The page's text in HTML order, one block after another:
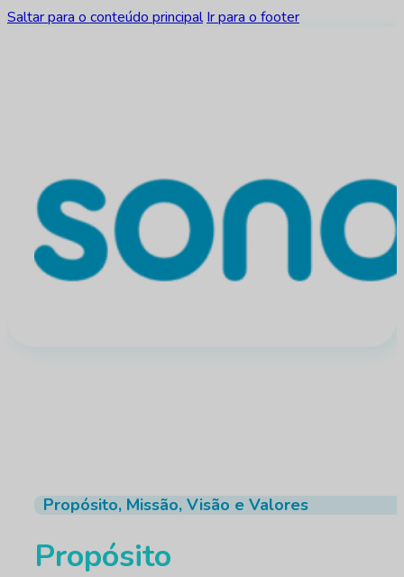
Saltar para o conteúdo principal Ir para o footer
Propósito, Missão, Visão e Valores
Propósito